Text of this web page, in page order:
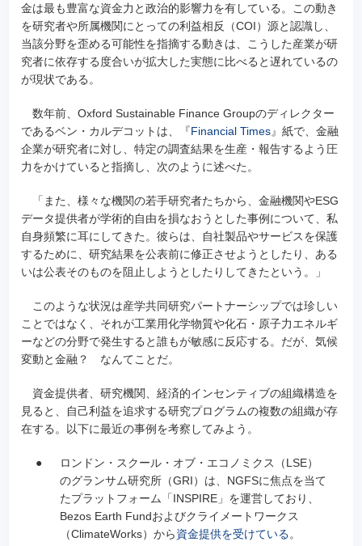
金は最も豊富な資金力と政治的影響力を有している。この動き
を研究者や所属機関にとっての利益相反（COI）源と認識し、
当該分野を歪める可能性を指摘する動きは、こうした産業が研
究者に依存する度合いが拡大した実態に比べると遅れているの
が現状である。
数年前、Oxford Sustainable Finance Groupのディレクター
であるベン・カルデコットは、『Financial Times』紙で、金融
企業が研究者に対し、特定の調査結果を生産・報告するよう圧
力をかけていると指摘し、次のように述べた。
「また、様々な機関の若手研究者たちから、金融機関やESG
データ提供者が学術的自由を損なおうとした事例について、私
自身頻繁に耳にしてきた。彼らは、自社製品やサービスを保護
するために、研究結果を公表前に修正させようとしたり、ある
いは公表そのものを阻止しようとしたりしてきたという。」
このような状況は産学共同研究パートナーシップでは珍しい
ことではなく、それが工業用化学物質や化石・原子力エネルギ
ーなどの分野で発生すると誰もが敏感に反応する。だが、気候
変動と金融？ なんてことだ。
資金提供者、研究機関、経済的インセンティブの組織構造を
見ると、自己利益を追求する研究プログラムの複数の組織が存
在する。以下に最近の事例を考察してみよう。
●
ロンドン・スクール・オブ・エコノミクス（LSE）
のグランサム研究所（GRI）は、NGFSに焦点を当て
たプラットフォーム「INSPIRE」を運営しており、
Bezos Earth Fundおよびクライメートワークス
（ClimateWorks）から資金提供を受けている。